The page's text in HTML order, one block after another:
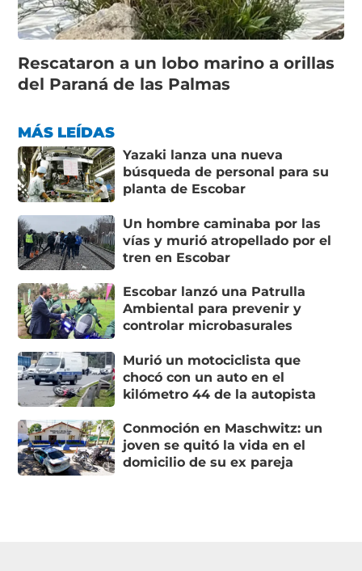
Rescataron a un lobo marino a orillas
del Paraná de las Palmas
MÁS LEÍDAS
Yazaki lanza una nueva
búsqueda de personal para su
planta de Escobar
Un hombre caminaba por las
vías y murió atropellado por el
tren en Escobar
Escobar lanzó una Patrulla
Ambiental para prevenir y
controlar microbasurales
Murió un motociclista que
chocó con un auto en el
kilómetro 44 de la autopista
Conmoción en Maschwitz: un
joven se quitó la vida en el
domicilio de su ex pareja